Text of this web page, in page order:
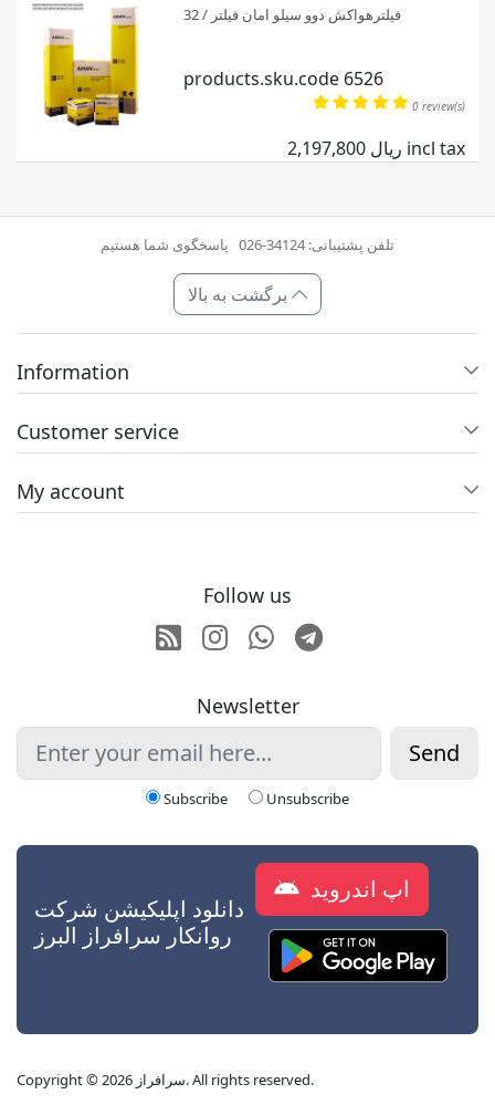
فیلترهواکش دوو سیلو امان فیلتر / 32
products.sku.code 6526
0 review(s)
2,197,800 ریال incl tax
تلفن پشتیبانی: 34124-026 پاسخگوی شما هستیم
Information
Customer service
My account
Follow us
RSSInstagram
Whatsapp
Telegram
Newsletter
Send
Subscribe Unsubscribe
دانلود اپلیکیشن شرکت
روانکار سرافراز البرز
اپ اندروید
Copyright © 2026 سرافراز. All rights reserved.